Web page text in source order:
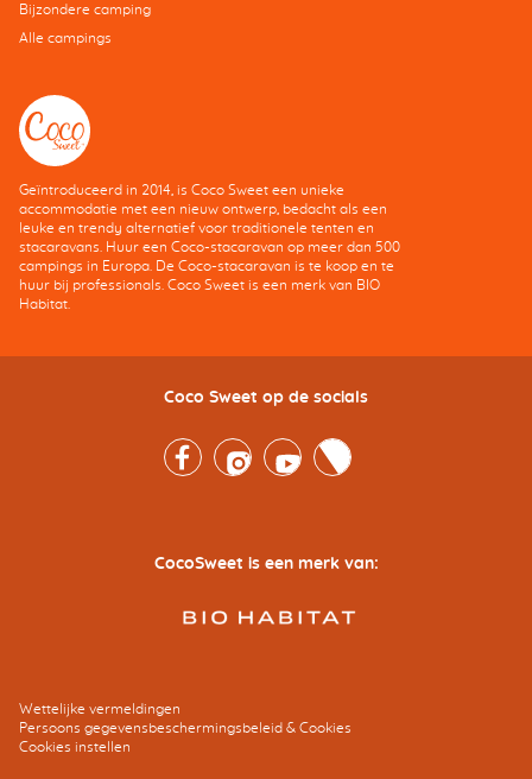
Bijzondere camping
Alle campings
Geïntroduceerd in 2014, is Coco Sweet een unieke
accommodatie met een nieuw ontwerp, bedacht als een
leuke en trendy alternatief voor traditionele tenten en
stacaravans. Huur een Coco-stacaravan op meer dan 500
campings in Europa. De Coco-stacaravan is te koop en te
huur bij professionals. Coco Sweet is een merk van BIO
Habitat.
Coco Sweet op de socials
FacebookInstagramYoutubeTwitter
CocoSweet is een merk van:
Wettelijke vermeldingen
Persoons gegevensbeschermingsbeleid & Cookies
Cookies instellen